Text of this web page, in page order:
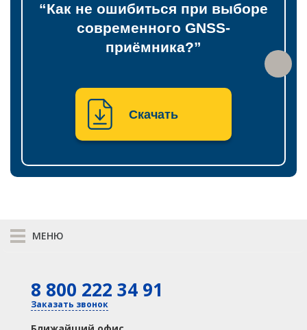
“Как не ошибиться при выборе
современного GNSS-
приёмника?”
Скачать
8 800 222 34 91
Заказать звонок
МЕНЮ
КАТАЛОГ
GNSS